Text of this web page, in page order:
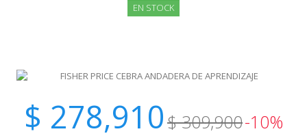
EN STOCK
$ 278,910$ 309,900-10%